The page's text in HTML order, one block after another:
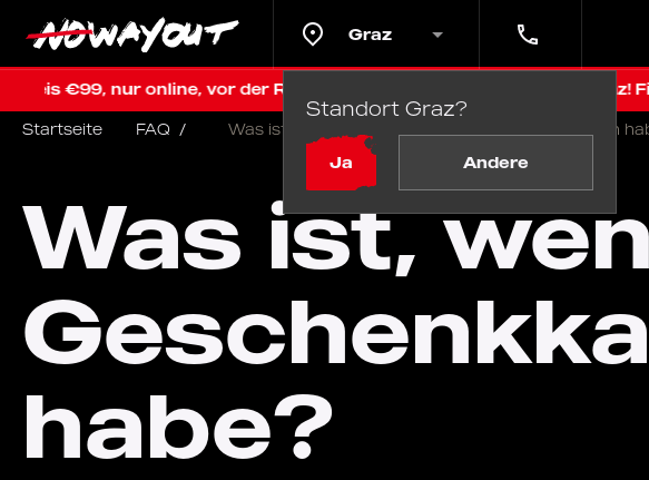
Graz
Standort Graz?
Ja Andere
nur online, vor der Renovierung Letzte Chance in Graz!
Startseite FAQ / Was ist, wenn ich meine Geschenkkarte verloren
Was ist,
habe?